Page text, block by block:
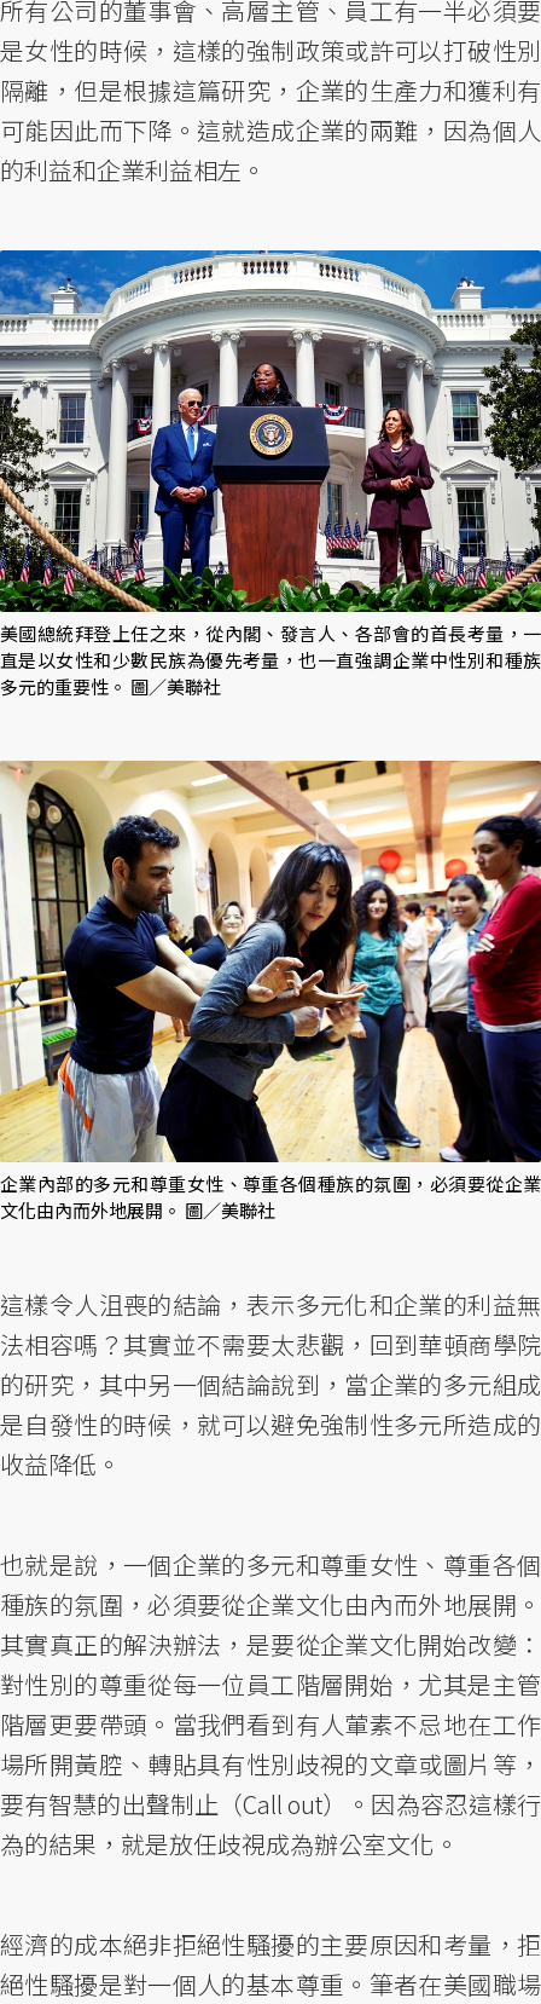
所有公司的董事會、高層主管、員工有一半必須要
是女性的時候，這樣的強制政策或許可以打破性別
隔離，但是根據這篇研究，企業的生產力和獲利有
可能因此而下降。這就造成企業的兩難，因為個人
的利益和企業利益相左。
美國總統拜登上任之來，從內閣、發言人、各部會的首長考量，一
直是以女性和少數民族為優先考量，也一直強調企業中性別和種族
多元的重要性。 圖／美聯社
企業內部的多元和尊重女性、尊重各個種族的氛圍，必須要從企業
文化由內而外地展開。 圖／美聯社
這樣令人沮喪的結論，表示多元化和企業的利益無
法相容嗎？其實並不需要太悲觀，回到華頓商學院
的研究，其中另一個結論說到，當企業的多元組成
是自發性的時候，就可以避免強制性多元所造成的
收益降低。
也就是說，一個企業的多元和尊重女性、尊重各個
種族的氛圍，必須要從企業文化由內而外地展開。
其實真正的解決辦法，是要從企業文化開始改變：
對性別的尊重從每一位員工階層開始，尤其是主管
階層更要帶頭。當我們看到有人葷素不忌地在工作
場所開黃腔、轉貼具有性別歧視的文章或圖片等，
要有智慧的出聲制止（Call out）。因為容忍這樣行
為的結果，就是放任歧視成為辦公室文化。
經濟的成本絕非拒絕性騷擾的主要原因和考量，拒
絕性騷擾是對一個人的基本尊重。筆者在美國職場